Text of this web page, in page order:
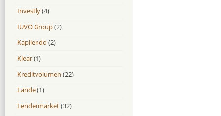
Investly(4)
IUVO Group(2)
Kapilendo (2)
Klear(1)
Kreditvolumen (22)
Lande(1)
Lendermarket(32)